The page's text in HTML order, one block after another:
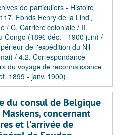
de particuliers - Histoire
Fonds Henry de la Lindi,
/ C. Carrière coloniale / II.
Congo (1896 déc. - 1900 juin) /
de l'expédition du Nil
/ 4.2. Correspondance
du voyage de reconnaissance
1899 - janv. 1900)
du consul de Belgique
concernant
et l'arrivée de